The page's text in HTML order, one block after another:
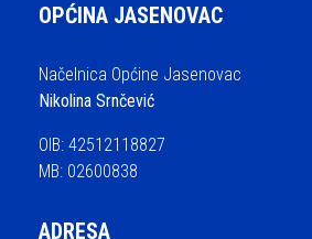
OPĆINA JASENOVAC
Načelnica Općine Jasenovac
Nikolina Srnčević
OIB: 42512118827
MB: 02600838
ADRESA